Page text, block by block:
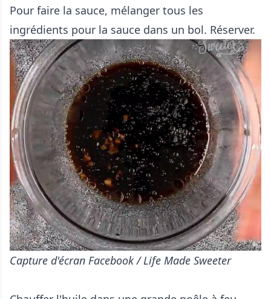
Pour faire la sauce, mélanger tous les
ingrédients pour la sauce dans un bol. Réserver.
Capture d'écran Facebook / Life Made Sweeter